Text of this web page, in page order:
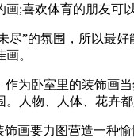
;喜欢体育的朋友可
”的氛围，所以最
。
卧室里的装饰画
人物、人体、花卉
要力图营造一种